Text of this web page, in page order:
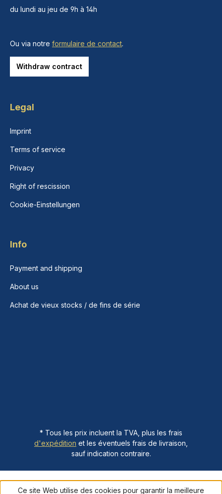
du lundi au jeu de 9h à 14h
Ou via notre formulaire de contact.
Withdraw contract
Legal
Imprint
Terms of service
Privacy
Right of rescission
Cookie-Einstellungen
Info
Payment and shipping
About us
Achat de vieux stocks / de fins de série
* Tous les prix incluent la TVA, plus les frais
d'expédition et les éventuels frais de livraison,
sauf indication contraire.
Ce site Web utilise des cookies pour garantir la meilleure